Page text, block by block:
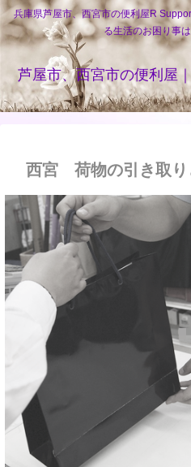
兵庫県芦屋市、西宮市の便利屋R
る生活のお困り事
芦屋市、西宮市の便利屋
西宮 荷物の引き取り